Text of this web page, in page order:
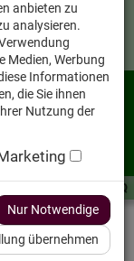
Service FAQ
anbieten zu
analysieren.
Medien, Werbung
Informationen
die Sie ihnen
Nutzung der
Nur Notwendige
übernehmen